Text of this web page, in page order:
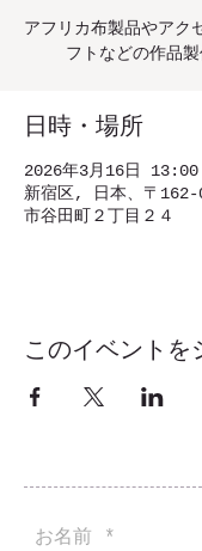
アフリカ布製品やアク
フトなどの作品製
日時・場所
2026年3月16日
新宿区, 日本、〒162-
市谷田町２丁目２４
このイベントを